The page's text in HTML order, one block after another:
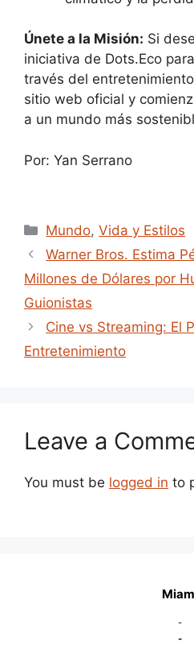
Únete a la Misión: Si
iniciativa de Dots.Eco
través del
sitio web oficial y
a un mundo más
Por: Yan Serrano
Categories
Mundo,Vida y Estilos
Warner Bros. Estima
Millones de Dólares por
Guionistas
Cine vs Streaming: El
Entretenimiento
Leave a
You must be logged in to
-
-